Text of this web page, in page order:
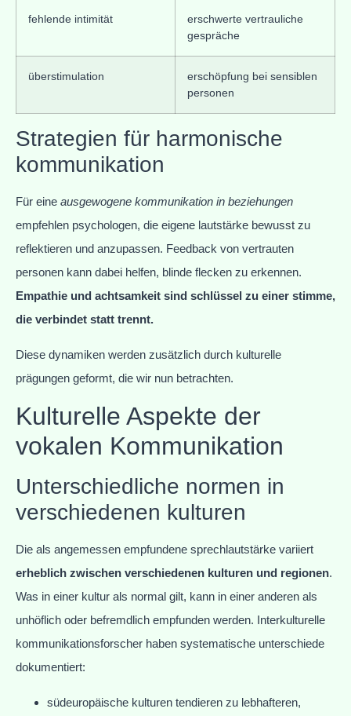
fehlende intimität
erschwerte vertrauliche
gespräche
überstimulation
erschöpfung bei sensiblen
personen
Strategien für harmonische
kommunikation
Für eine ausgewogene kommunikation in beziehungen
empfehlen psychologen, die eigene lautstärke bewusst zu
reflektieren und anzupassen. Feedback von vertrauten
personen kann dabei helfen, blinde flecken zu erkennen.
Empathie und achtsamkeit sind schlüssel zu einer stimme,
die verbindet statt trennt.
Diese dynamiken werden zusätzlich durch kulturelle
prägungen geformt, die wir nun betrachten.
Kulturelle Aspekte der
vokalen Kommunikation
Unterschiedliche normen in
verschiedenen kulturen
Die als angemessen empfundene sprechlautstärke variiert
erheblich zwischen verschiedenen kulturen und regionen.
Was in einer kultur als normal gilt, kann in einer anderen als
unhöflich oder befremdlich empfunden werden. Interkulturelle
kommunikationsforscher haben systematische unterschiede
dokumentiert:
südeuropäische kulturen tendieren zu lebhafteren,